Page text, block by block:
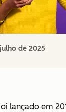
de 2025
lançado em